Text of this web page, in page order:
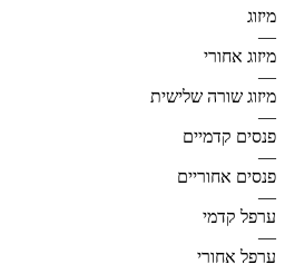
מיזוג
—
מיזוג אחורי
—
מיזוג שורה שלישית
—
פנסים קדמיים
—
פנסים אחוריים
—
ערפל קדמי
—
ערפל אחורי